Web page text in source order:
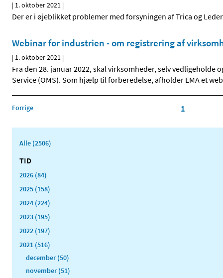
| 1. oktober 2021 |
Der er i øjeblikket problemer med forsyningen af Trica og
Webinar for industrien - om registrering af
| 1. oktober 2021 |
Fra den 28. januar 2022, skal virksomheder, selv vedligeholde
Service (OMS). Som hjælp til forberedelse, afholder EMA et
Forrige 1
Alle (2506)
TID
2026 (84)
2025 (158)
2024 (224)
2023 (195)
2022 (197)
2021 (516)
december (50)
november (51)